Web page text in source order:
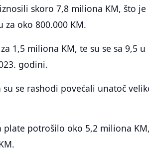
skoro 7,8 miliona KM, što je
oko 800.000 KM.
1,5 miliona KM, te su se sa 9,5 u
godini.
se rashodi povećali unatoč
potrošilo oko 5,2 miliona